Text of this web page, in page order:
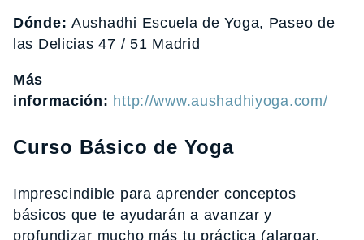
Dónde:Aushadhi Escuela de Yoga, Paseo de
las Delicias 47 / 51 Madrid
Más
información: http://www.aushadhiyoga.com/
Curso Básico de Yoga
Imprescindible para aprender conceptos
básicos que te ayudarán a avanzar y
profundizar mucho más tu práctica (alargar,